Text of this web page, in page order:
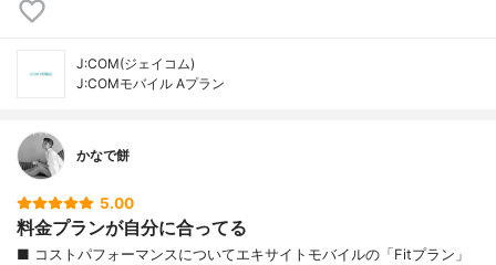
J:COM(ジェイコム)
J:COMモバイル Aプラン
かなで餅
5.00
料金プランが自分に合ってる
■ コストパフォーマンスについてエキサイトモバイルの「Fitプラン」